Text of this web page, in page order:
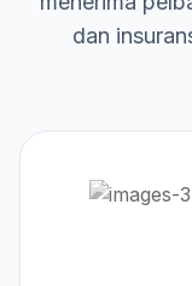
dan